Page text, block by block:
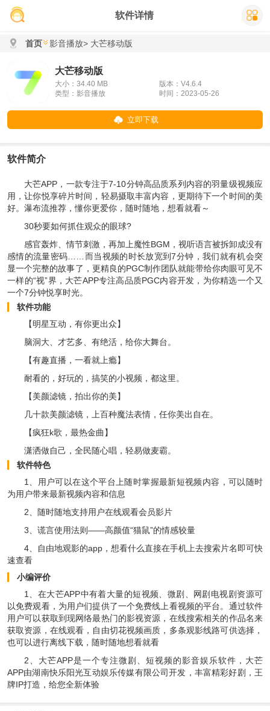
软件详情
首页 影音播放> 大芒移动版
大芒移动版
大小：34.40 MB
版本：V4.6.4
类型：影音播放
时间：2023-05-26
立即下载
软件简介
大芒APP，一款专注于7-10分钟高品质系列内容的羽量级视频应
用，让你悦享碎片时间，轻易摄取丰富内容，更期待下一个时间的美
好。瀑布流推荐，懂你更爱你，随时随地，想看就看～
30秒要如何抓住观众的眼球?
感官轰炸、情节刺激，再加上魔性BGM，视听语言被拆卸成没有
感情的流量密码……而当视频的时长放宽到7分钟，我们就有机会突
显一个完整的故事了，更精良的PGC制作团队就能带给你肉眼可见不
一样的“视”界，大芒APP专注高品质PGC内容开发，为你精选一个又
一个7分钟悦享时光。
软件功能
【明星互动，有你更出众】
脑洞大、才艺多、有绝活，给你大舞台。
【有趣直播，一看就上瘾】
耐看的，好玩的，搞笑的小视频，都这里。
【美颜滤镜，拍出你的美】
几十款美颜滤镜，上百种魔法表情，任你美出自在。
【疯狂k歌，最热金曲】
潇洒做自己，全民随心唱，轻易做麦霸。
软件特色
1、用户可以在这个平台上随时掌握最新短视频内容，可以随时
为用户带来最新视频内容和信息
2、随时随地支持用户在线观看会员影片
3、谎言使用法则——高颜值“猫鼠”的情感较量
4、自由地观影的app，想看什么直接在手机上去搜索片名即可快
速查看
小编评价
1、在大芒APP中有着大量的短视频、微剧、网剧电视剧资源可
以免费观看，为用户们提供了一个免费线上看视频的平台。通过软件
用户可以获取到现网络最热门的影视资源，在线搜索相关的作品名来
获取资源，在线观看，自由切花视频画质，多条观影线路可供选择，
也可以进行离线下载，随时随地想看就看
2、大芒APP是一个专注微剧、短视频的影音娱乐软件，大芒
APP由湖南快乐阳光互动娱乐传媒有限公司开发，丰富精彩好剧，王
牌IP打造，给您全新体验